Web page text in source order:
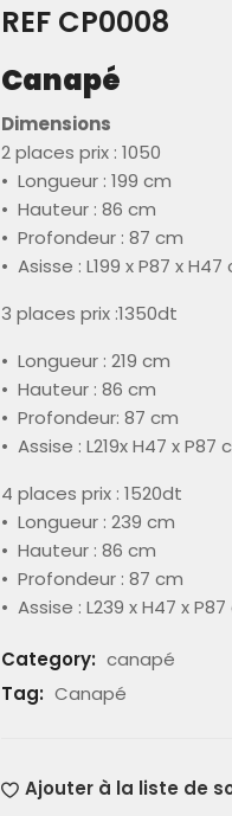
REF CP0008
Canapé
Dimensions
2 places prix : 1050
• Longueur : 199 cm
• Hauteur : 86 cm
• Profondeur : 87 cm
• Asisse : L199 x P87 x H47
3 places prix :1350dt
• Longueur : 219 cm
• Hauteur : 86 cm
• Profondeur: 87 cm
• Assise : L219x H47 x P87
4 places prix : 1520dt
• Longueur : 239 cm
• Hauteur : 86 cm
• Profondeur : 87 cm
• Assise : L239 x H47 x
Category: canapé
Tag: Canapé
Ajouter à la liste de